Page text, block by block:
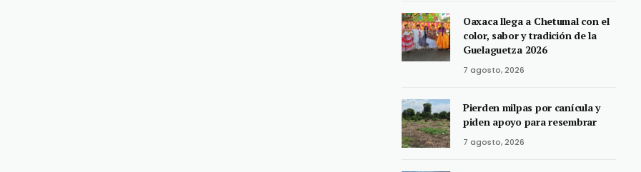
Oaxaca llega a Chetumal con el
color, sabor y tradición de la
Guelaguetza 2026
7 agosto, 2026
Pierden milpas por canícula y
piden apoyo para resembrar
7 agosto, 2026